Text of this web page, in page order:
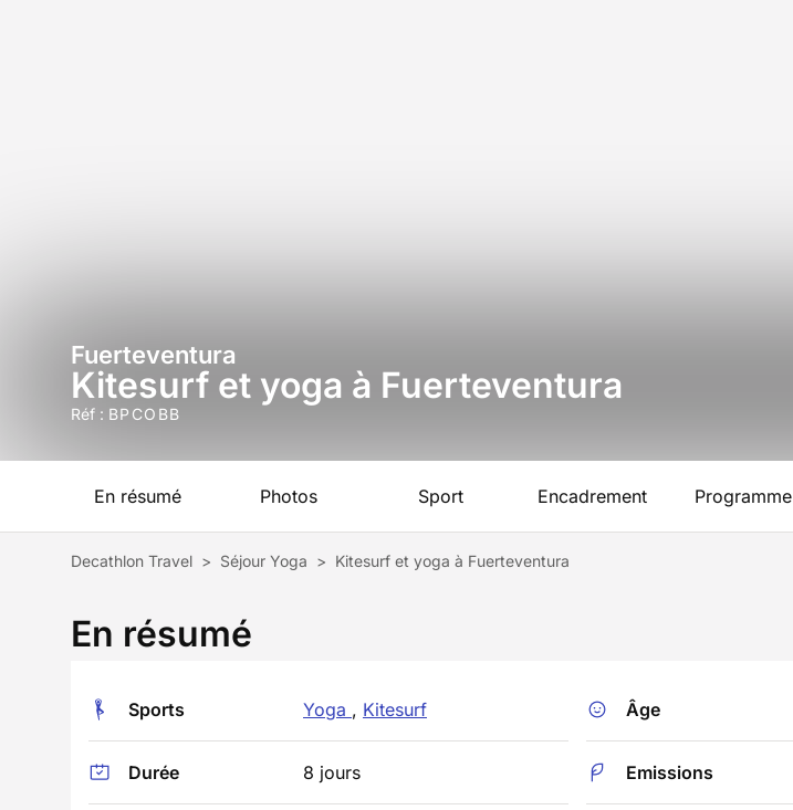
Fuerteventura
Kitesurf et yoga à Fuerteventura
Réf : BPCOBB
En résumé Photos Sport Encadrement Programme
Decathlon Travel > Séjour Yoga > Kitesurf et yoga à Fuerteventura
En résumé
Sports Yoga , Kitesurf
Durée 8 jours
Âge
Emissions